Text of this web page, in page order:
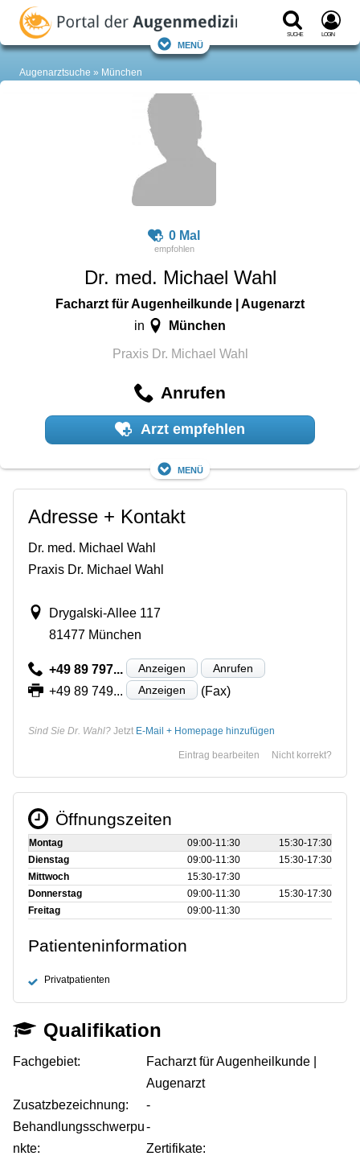
Suche Login
Menü
Augenarztsuche München
0 Mal
Dr. med. Michael Wahl
Facharzt für Augenheilkunde | Augenarzt
in München
Praxis Dr. Michael Wahl
Anrufen
Arzt empfehlen
Menü
Adresse + Kontakt
Dr. med. Michael Wahl
Praxis Dr. Michael Wahl
Drygalski-Allee 117
81477 München
+49 89 797... Anzeigen Anrufen
+49 89 749... Anzeigen (Fax)
Sind Sie Dr. Wahl? Jetzt E-Mail + Homepage hinzufügen
Nicht korrekt?
Eintrag bearbeiten
Öffnungszeiten
Montag 09:00‑11:30
15:30‑17:30
Dienstag
09:00‑11:30
15:30‑17:30
Mittwoch
15:30‑17:30
Donnerstag
09:00‑11:30
15:30‑17:30
Freitag
09:00‑11:30
Patienteninformation
Privatpatienten
Qualifikation
Fachgebiet:
Facharzt für Augenheilkunde |
Augenarzt
Zusatzbezeichnung:
-
Behandlungsschwerpu
nkte:
-
Zertifikate: